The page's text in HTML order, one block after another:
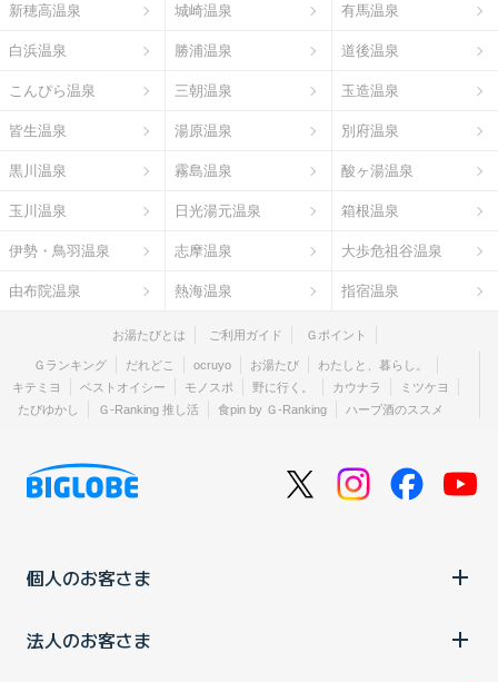
新穂高温泉 城崎温泉 有馬温泉
白浜温泉 勝浦温泉 道後温泉
こんぴら温泉 三朝温泉 玉造温泉
皆生温泉 湯原温泉 別府温泉
黒川温泉 霧島温泉 酸ヶ湯温泉
玉川温泉 日光湯元温泉 箱根温泉
伊勢・鳥羽温泉 志摩温泉 大歩危祖谷温泉
由布院温泉 熱海温泉 指宿温泉
お湯たびとは ご利用ガイド Ｇポイント
Ｇランキング だれどこ ocruyo お湯たび
わたしと、暮らし。
キテミヨ
ベストオイシー モノスポ 野に行く。 カウナラ
ミツケヨ
たびゆかし
Ｇ-Ranking 推し活 食pin by Ｇ-Ranking ハーブ酒のススメ
個人のお客さま
法人のお客さま